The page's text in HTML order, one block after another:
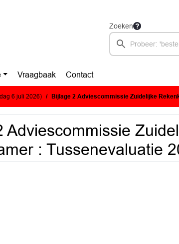
Zoeken
Vraagbaak Contact
6 juli 2026) Bijlage 2 Adviescommissie Zuidelijke Rekenkamer :
Adviescommissie
: Tussenevaluatie